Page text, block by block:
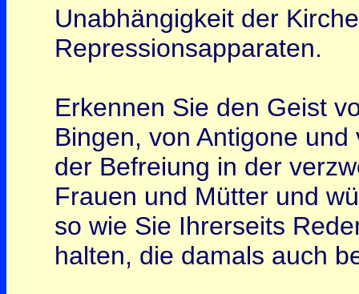
Unabhängigkeit der
Repressionsapparaten.
Erkennen Sie den Geist
Bingen, von Antigone
der Befreiung in der
Frauen und Mütter und
so wie Sie Ihrerseits
halten, die damals auch